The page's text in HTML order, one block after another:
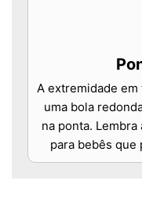
A extremidade
uma bola
na ponta.
para bebês que